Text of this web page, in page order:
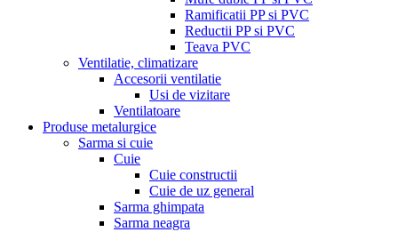
Ramificatii PP si PVC
Reductii PP si PVC
Teava PVC
Ventilatie, climatizare
Accesorii ventilatie
Usi de vizitare
Ventilatoare
Produse metalurgice
Sarma si cuie
Cuie
Cuie constructii
Cuie de uz general
Sarma ghimpata
Sarma neagra